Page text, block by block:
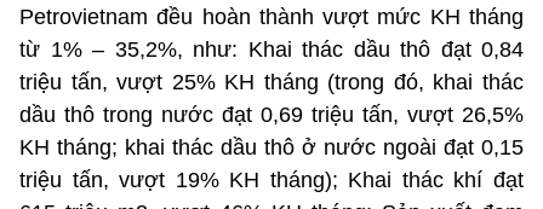
Petrovietnam đều hoàn thành vượt mức KH tháng
từ 1% – 35,2%, như: Khai thác dầu thô đạt 0,84
triệu tấn, vượt 25% KH tháng (trong đó, khai thác
dầu thô trong nước đạt 0,69 triệu tấn, vượt 26,5%
KH tháng; khai thác dầu thô ở nước ngoài đạt 0,15
triệu tấn, vượt 19% KH tháng); Khai thác khí đạt